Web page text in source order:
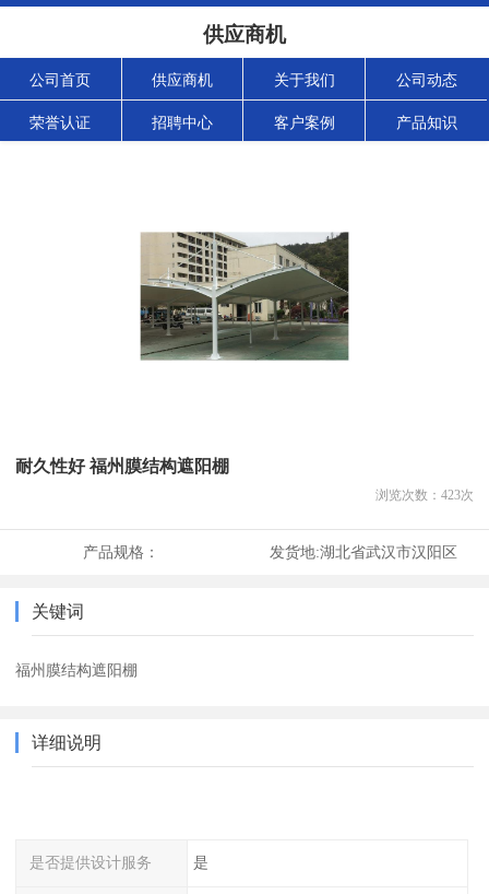
供应商机
公司首页 供应商机 关于我们 公司动态
荣誉认证 招聘中心 客户案例 产品知识
耐久性好 福州膜结构遮阳棚
浏览次数： 423次
产品规格： 发货地:湖北省武汉市汉阳区
关键词
福州膜结构遮阳棚
详细说明
是否提供设计服务 是